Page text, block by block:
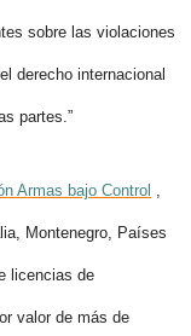
sobre las violaciones
derecho internacional
partes.”
Armas bajo Control ,
Montenegro, Países
licencias de
valor de más de